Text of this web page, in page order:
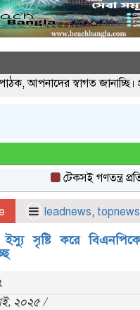
স্বাগত জানাচ্ছি।
টেকসই গণতন্ত্র
leadnews, topnews
ইস্যু সৃষ্টি করে
২০২৫ /